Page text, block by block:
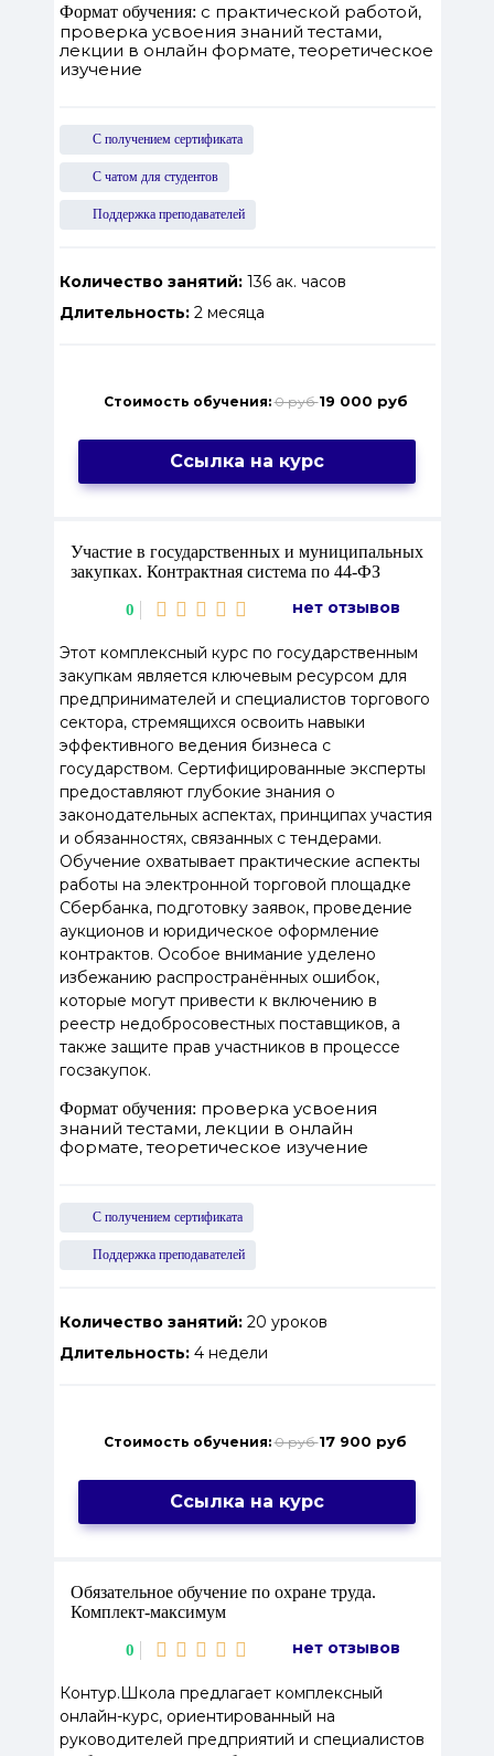
Формат обучения: с практической работой,
проверка усвоения знаний тестами,
лекции в онлайн формате, теоретическое
изучение
С получением сертификата
С чатом для студентов
Поддержка преподавателей
Количество занятий:136 ак. часов
Длительность:2 месяца
Стоимость обучения: 0 руб19 000 руб
Ссылка на курс
Участие в государственных и муниципальных
закупках. Контрактная система по 44‑ФЗ
0 нет отзывов
Этот комплексный курс по государственным
закупкам является ключевым ресурсом для
предпринимателей и специалистов торгового
сектора, стремящихся освоить навыки
эффективного ведения бизнеса с
государством. Сертифицированные эксперты
предоставляют глубокие знания о
законодательных аспектах, принципах участия
и обязанностях, связанных с тендерами.
Обучение охватывает практические аспекты
работы на электронной торговой площадке
Сбербанка, подготовку заявок, проведение
аукционов и юридическое оформление
контрактов. Особое внимание уделено
избежанию распространённых ошибок,
которые могут привести к включению в
реестр недобросовестных поставщиков, а
также защите прав участников в процессе
госзакупок.
Формат обучения: проверка усвоения
знаний тестами, лекции в онлайн
формате, теоретическое изучение
С получением сертификата
Поддержка преподавателей
Количество занятий:20 уроков
Длительность:4 недели
Стоимость обучения: 0 руб17 900 руб
Ссылка на курс
Обязательное обучение по охране труда.
Комплект‑максимум
0 нет отзывов
Контур.Школа предлагает комплексный
онлайн-курс, ориентированный на
руководителей предприятий и специалистов